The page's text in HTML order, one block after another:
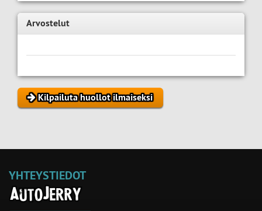
Arvostelut
Kilpailuta huollot ilmaiseksi
YHTEYSTIEDOT